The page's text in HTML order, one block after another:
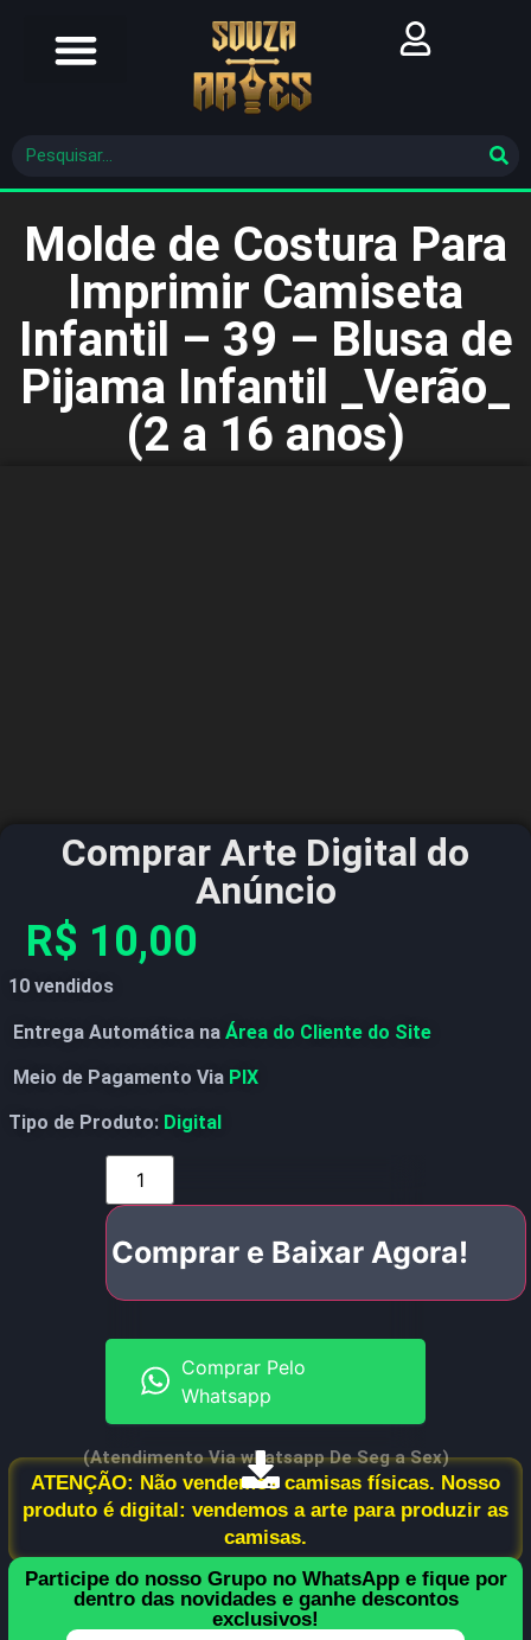
Molde de Costura Para
Imprimir Camiseta
Infantil – 39 – Blusa de
Pijama Infantil _Verão_
(2 a 16 anos)
Comprar Arte Digital do
Anúncio
R$ 10,00
10 vendidos
Entrega Automática na Área do Cliente do Site
Meio de Pagamento Via PIX
Tipo de Produto: Digital
Comprar e Baixar Agora!
Comprar Pelo
Whatsapp
(Atendimento Via whatsapp De Seg a Sex)
ATENÇÃO: Não vendemos camisas físicas. Nosso
produto é digital: vendemos a arte para produzir as
camisas.
Participe do nosso Grupo no WhatsApp e fique por
dentro das novidades e ganhe descontos
exclusivos!